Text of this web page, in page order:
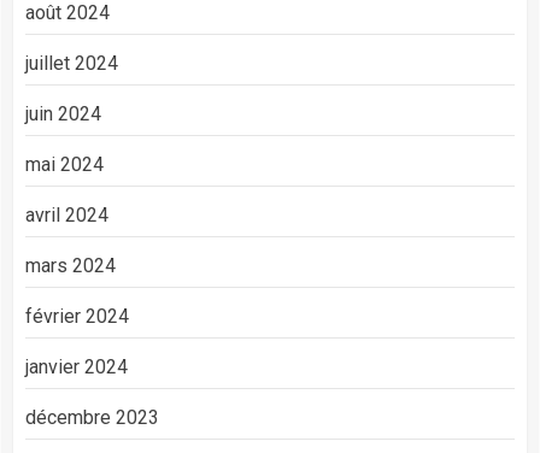
août 2024
juillet 2024
juin 2024
mai 2024
avril 2024
mars 2024
février 2024
janvier 2024
décembre 2023